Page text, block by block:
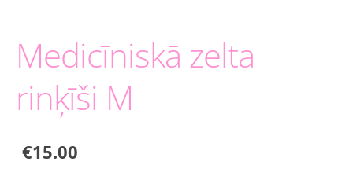
Medicīniskā zelta
rinķīši M
€15.00